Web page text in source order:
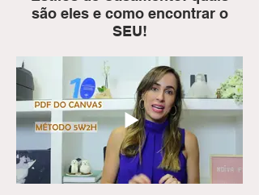
são eles e como encontrar o
SEU!
negócios, aqui no Canvas Wedding
Planner recomendamos que você comece
definindo a sua proposta de valor. A
proposta de valor para o casamento é
como traduzir o sonho em realidade,
como fazer com que o casamento tenha a
cara de vocês. Para facilitar, identificamos
os 6 principais estilos de casamentos e
falamos sobre eles nesse video!